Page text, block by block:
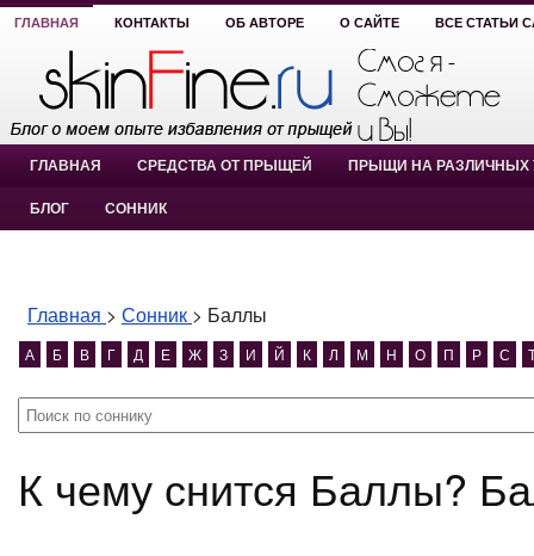
ГЛАВНАЯ КОНТАКТЫ ОБ АВТОРЕ О САЙТЕ ВСЕ СТАТЬИ
ГЛАВНАЯ СРЕДСТВА ОТ ПРЫЩЕЙ ПРЫЩИ НА РАЗЛИЧНЫХ
БЛОГ СОННИК
Главная > Сонник > Баллы
А Б В Г Д Е Ж З И Й К Л М Н О П Р С
К чему снится Баллы?